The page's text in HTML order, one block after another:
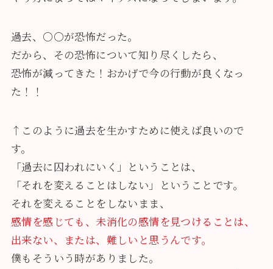
過去、〇〇が恐怖だった。
だから、その恐怖について知り尽くしたら、
恐怖が減ってきた！おかげで今の行動が良くなっ
た！！
↑このように過去を生かすために使えば良いので
す。
「過去に囚われにいく」ということは、
「それを変えることはしない」ということです。
それを変えることをしないまま、
感情を感じても、未消化の感情を見つけることは、
出来ない、または、難しいと思うんです。
僕もそういう時がありました。